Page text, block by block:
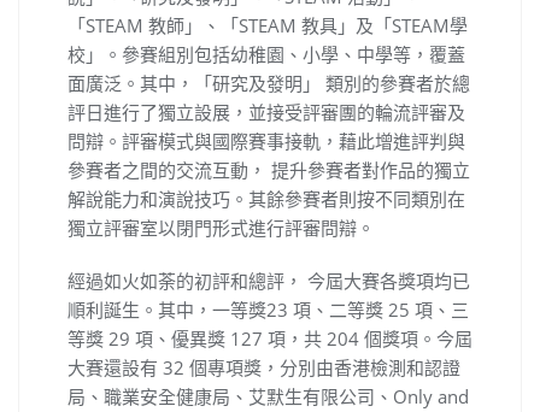
「STEAM 教師」、「STEAM 教具」及「STEAM學
校」。參賽組別包括幼稚園、小學、中學等，覆蓋
面廣泛。其中，「研究及發明」 類別的參賽者於總
評日進行了獨立設展，並接受評審團的輪流評審及
問辯。評審模式與國際賽事接軌，藉此增進評判與
參賽者之間的交流互動， 提升參賽者對作品的獨立
解說能力和演說技巧。其餘參賽者則按不同類別在
獨立評審室以閉門形式進行評審問辯。
經過如火如荼的初評和總評， 今屆大賽各獎項均已
順利誕生。其中，一等獎23 項、二等獎 25 項、三
等獎 29 項、優異獎 127 項，共 204 個獎項。今屆
大賽還設有 32 個專項獎，分別由香港檢測和認證
局、職業安全健康局、艾默生有限公司、Only and